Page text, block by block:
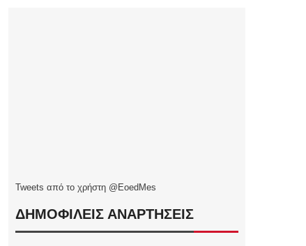
Tweets από το χρήστη @EoedMes
ΔΗΜΟΦΙΛΕΙΣ ΑΝΑΡΤΗΣΕΙΣ